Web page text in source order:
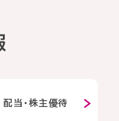
配当・株主優待